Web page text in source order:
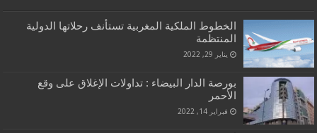
الخطوط الملكية المغربية تستأنف رحلاتها الدولية
المنتظمة
يناير 29, 2022
بورصة الدار البيضاء : تداولات الإغلاق على وقع
الأحمر
فبراير 14, 2022